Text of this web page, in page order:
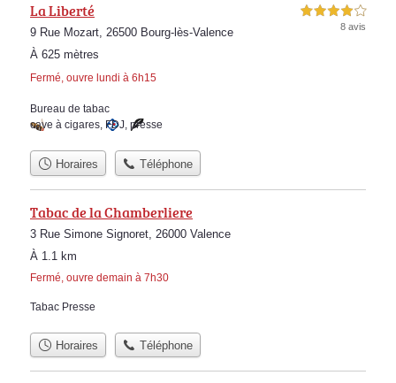
La Liberté
9 Rue Mozart, 26500 Bourg-lès-Valence
À 625 mètres
Fermé, ouvre lundi à 6h15
4,0 étoiles sur 5
8 avis
Bureau de tabac
cave à cigares, FDJ, presse
Horaires Téléphone
Tabac de la Chamberliere
3 Rue Simone Signoret, 26000 Valence
À 1.1 km
Fermé, ouvre demain à 7h30
Tabac Presse
Horaires Téléphone